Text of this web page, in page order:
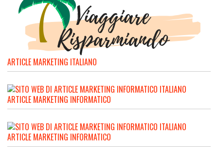
ARTICLE MARKETING ITALIANO
ARTICLE MARKETING INFORMATICO
ARTICLE MARKETING INFORMATICO